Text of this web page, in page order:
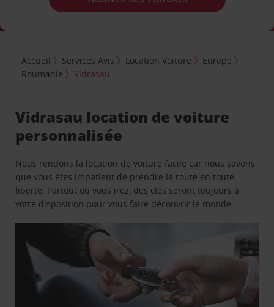
Accueil Services Avis Location Voiture
Europe
Roumanie
Vidrasau
Vidrasau location de voiture
personnalisée
Nous rendons la location de voiture facile car nous savons
que vous êtes impatient de prendre la route en toute
liberté. Partout où vous irez, des clés seront toujours à
votre disposition pour vous faire découvrir le monde.